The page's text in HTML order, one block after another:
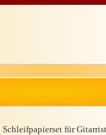
Schleif­pa­pier­set für